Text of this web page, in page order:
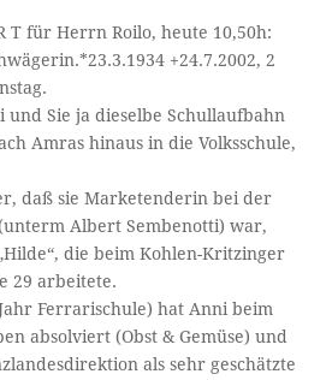
T für Herrn Roilo, heute 10,50h:
+24.7.2002, 2
Sie ja dieselbe Schullaufbahn
Amras hinaus in die Volksschule,
daß sie Marketenderin bei der
Albert Sembenotti) war,
die beim Kohlen-Kritzinger
29 arbeitete.
Ferrarischule) hat Anni beim
absolviert (Obst & Gemüse) und
als sehr geschätzte